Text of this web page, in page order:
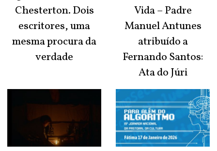
Chesterton. Dois
escritores, uma
mesma procura da
verdade
Vida – Padre
Manuel Antunes
atribuído a
Fernando Santos:
Ata do Júri